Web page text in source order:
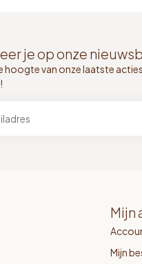
je op onze
hoogte van onze laatste
Mijn
Mijn